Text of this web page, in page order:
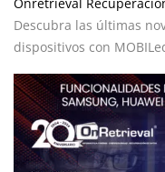
Descubra las últimas
dispositivos con